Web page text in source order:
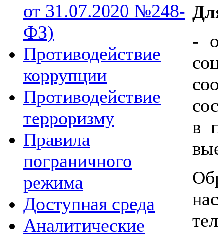
от 31.07.2020 №248-
ФЗ)
Противодействие
коррупции
Противодействие
терроризму
Правила
пограничного
режима
Доступная среда
Аналитические
-
в